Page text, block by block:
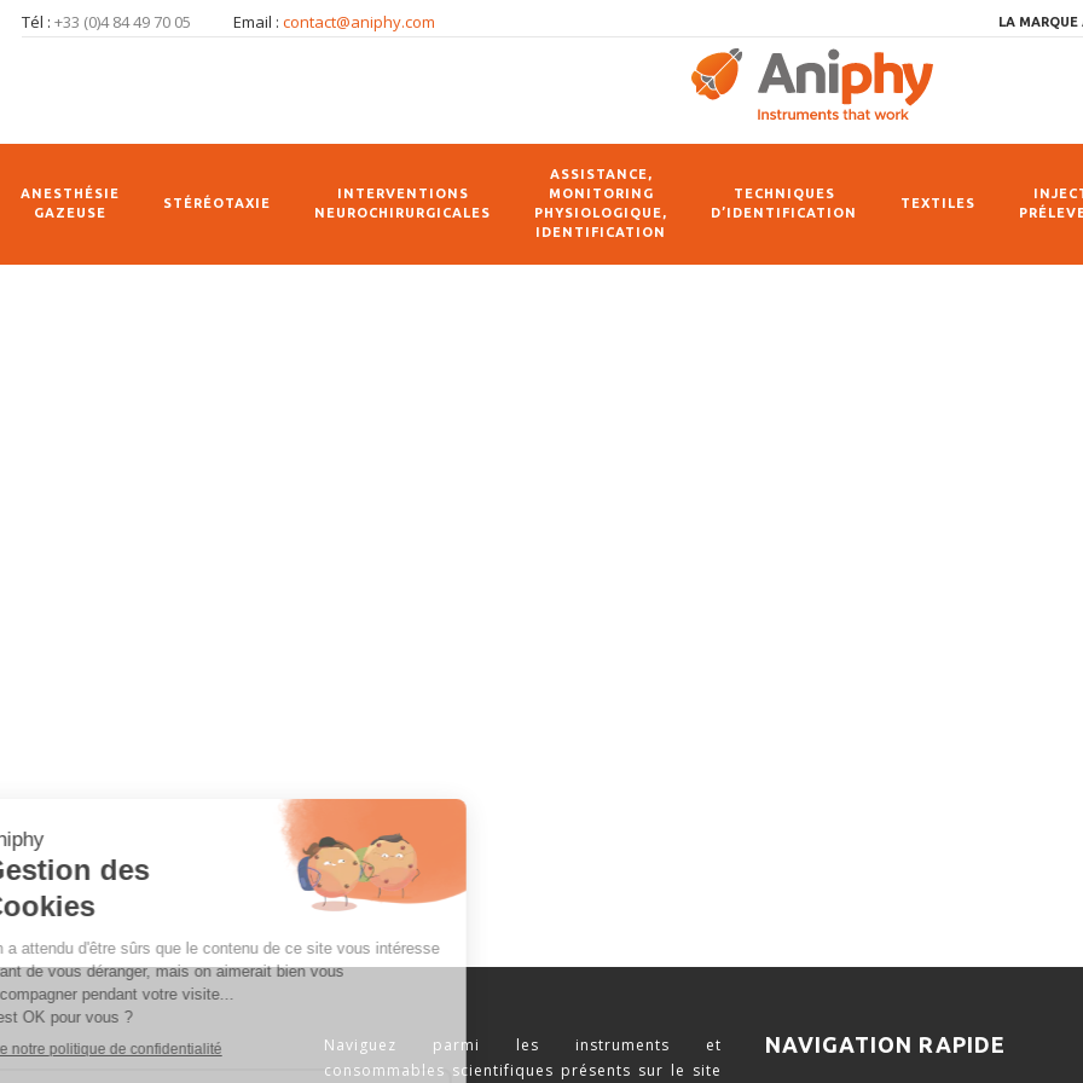
Tél : +33 (0)4 84 49 70 05 Email : contact@aniphy.com LA MARQUE
ANESTHÉSIE
GAZEUSE
STÉRÉOTAXIE
INTERVENTIONS
NEUROCHIRURGICALES
ASSISTANCE,
MONITORING
PHYSIOLOGIQUE,
IDENTIFICATION
TECHNIQUES
D’IDENTIFICATION
TEXTILES
Naviguez parmi les instruments et
consommables scientifiques présents sur le site
NAVIGATION RAPIDE